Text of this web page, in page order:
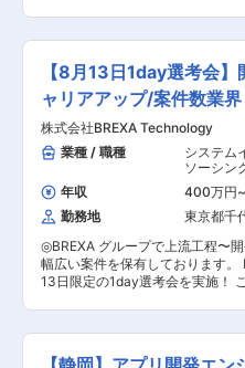
積極的に支援しています。 ・
ウハウや技術力を活かし、SI事業
携われます。 変更の範囲：
員構成： マネージャー1名、メン
当社の想い： 金融・決済の事業
レス決済として非常に注目を浴び
サービスや技術に多く触れること
ことができ、新技術への挑戦がで
す。 私たちの担当は当初は金融・決済の経験が浅
いメンバーが大半だったため、キ
って体制強化を実施してきまし
るスペシャリストを目指し、チー
しています。 ドコモだからこそ
実現のため、金融・決済の経験を
チームを力強くけん引し、カード
主要事業へと育て上げましょう。 ■働く環境：
フレックス制度(コアタイムレス)
できます・オンラインツールを活
ケーションにより、チーム全員が
す。 ・C言語、MATLAB/
御系組込ソフトウェア開発 ・
等）モデル化および連成シミュ
構築、テスト設計 ・機能安全/車
対応ソリューション ・ALMツー
る開発プロセスのDXソリューショ
ルタイムシミュレーター)環境構
・自社製市販ツールの開発 ■配属部門の特徴 ・
QCD向上を目的とした高い技術力
ュレーション技術によってバーチ
出すことで、実装、評価・検証な
けでなく、上流工程も担っていま
育を通して新たな領域にチャレン
関連の量産製品開発に関わること
ンに搭載する組込ソフトウェアの
ます ■充実した事業部内教育 MBD/MBSE、C言
修を通して、実際に当社の技術
【8月13日1day選考会
ャリアアップ/案件数業界
株式会社BREXA Technology
業種 / 職種
システム
ソーシン
ムエンジ
ッケージ
（汎用機
年収 400万円~
勤務地
東京都千
◎BREXA グループで上流工程〜
幅広い案件を保有しております。 ■業務内容 8月
13日限定の1day選考会を実施！
では、あなたの経験や希望をお伺
ロジェクトをご提案。入社後も